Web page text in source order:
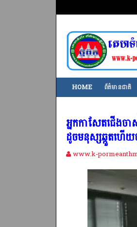
HOME ព័ត៌មានជាតិ
អ្នកកាសែតជើង
ដូចមនុស្សឆ្កួតហើ
www.k-